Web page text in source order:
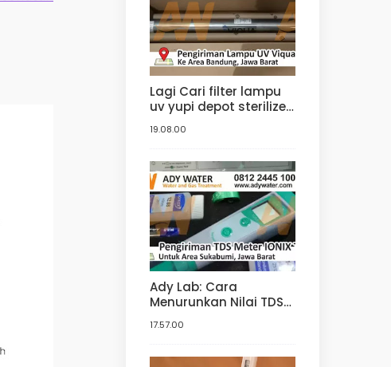
Lagi Cari filter lampu
uv yupi depot sterilizer
? Ke ady water saja,
distributor yupi lampu
sterilizer dengan
harga uv sterilizer
terbaik
19.08.00
Ady Lab: Cara
Menurunkan Nilai TDS
Meter | Harga TDS
Hidroponik | Digital
17.57.00